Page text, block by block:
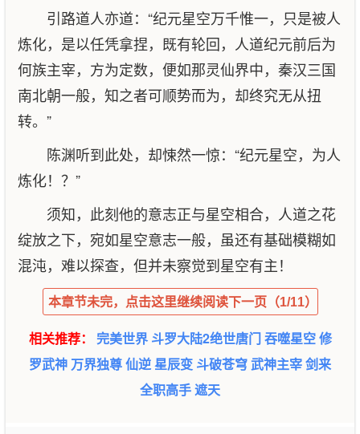
引路道人亦道：“纪元星空万千惟一，只是被人
炼化，是以任凭拿捏，既有轮回，人道纪元前后为
何族主宰，方为定数，便如那灵仙界中，秦汉三国
南北朝一般，知之者可顺势而为，却终究无从扭
转。”
陈渊听到此处，却悚然一惊：“纪元星空，为人
炼化！？”
须知，此刻他的意志正与星空相合，人道之花
绽放之下，宛如星空意志一般，虽还有基础模糊如
混沌，难以探查，但并未察觉到星空有主！
本章节未完，点击这里继续阅读下一页（1/11）
相关推荐： 完美世界 斗罗大陆2绝世唐门吞噬星空修
罗武神 万界独尊仙逆星辰变 斗破苍穹武神主宰剑来
全职高手遮天